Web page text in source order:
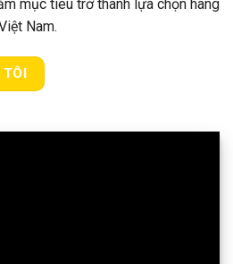
mục tiêu trở thành lựa chọn hàng
Nam.
TÔI